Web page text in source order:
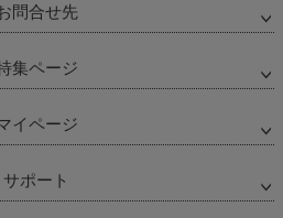
問合せ先
集ページ
イページ
サポート